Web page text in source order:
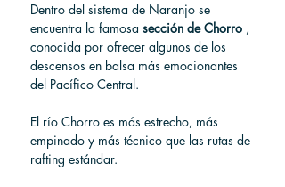
Dentro del sistema de Naranjo se
encuentra la famosa sección de Chorro ,
conocida por ofrecer algunos de los
descensos en balsa más emocionantes
del Pacífico Central.
El río Chorro es más estrecho, más
empinado y más técnico que las rutas de
rafting estándar.